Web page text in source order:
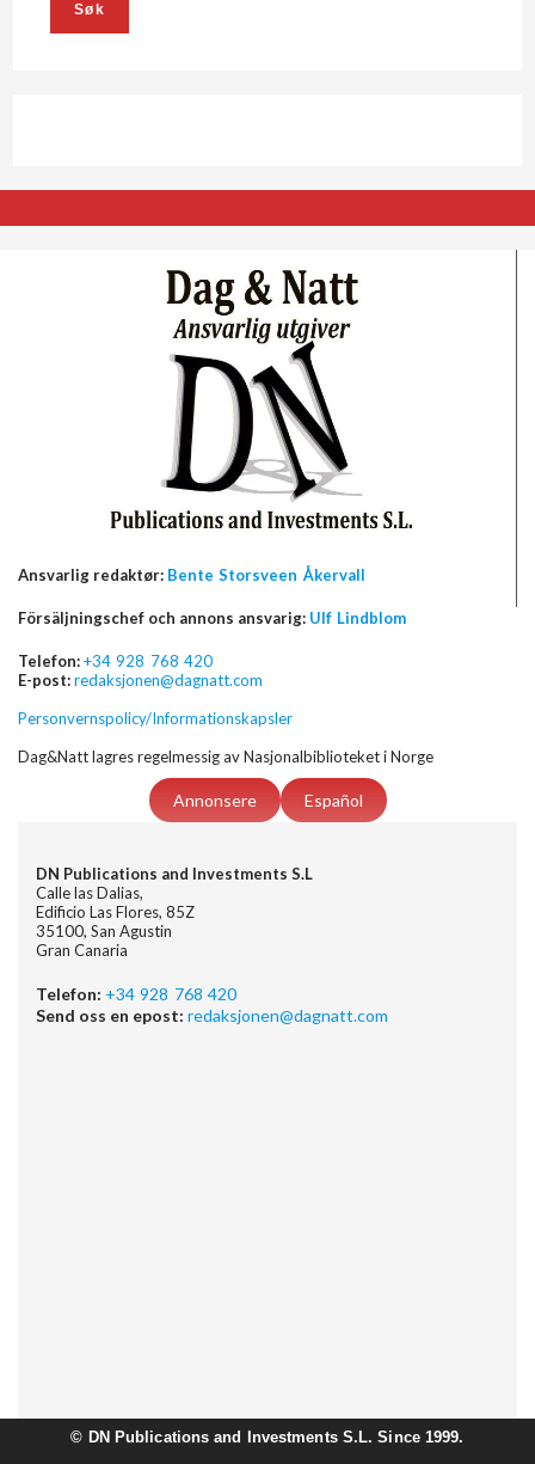
Søk
Ansvarlig redaktør: Bente Storsveen Åkervall
Försäljningschef och annons ansvarig: Ulf Lindblom
Telefon:+34 928 768 420
E-post:redaksjonen@dagnatt.com
Personvernspolicy/Informationskapsler
Dag&Natt lagres regelmessig av Nasjonalbiblioteket i Norge
Annonsere Español
DN Publications and Investments S.L
Calle las Dalias,
Edificio Las Flores, 85Z
35100, San Agustin
Gran Canaria
Telefon: +34 928 768 420
Send oss en epost: redaksjonen@dagnatt.com
© DN Publications and Investments S.L. Since 1999.